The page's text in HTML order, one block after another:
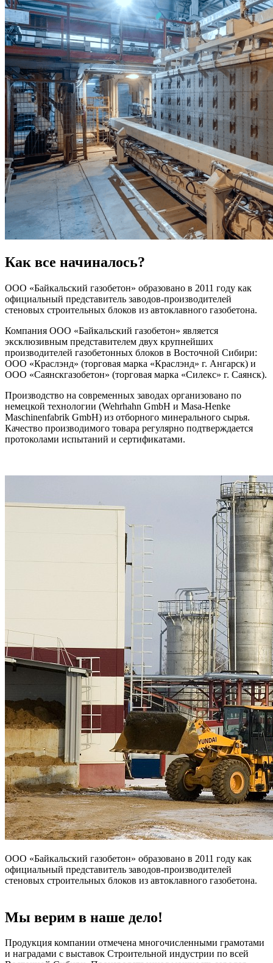
Как все начиналось?
ООО «Байкальский газобетон» образовано в 2011 году как
официальный представитель заводов-производителей
стеновых строительных блоков из автоклавного газобетона.
Компания ООО «Байкальский газобетон» является
эксклюзивным представителем двух крупнейших
производителей газобетонных блоков в Восточной Сибири:
ООО «Краслэнд» (торговая марка «Краслэнд» г. Ангарск) и
ООО «Саянскгазобетон» (торговая марка «Силекс» г. Саянск).
Производство на современных заводах организовано по
немецкой технологии (Wehrhahn GmbH и Masa-Henke
Maschinenfabrik GmbH) из отборного минерального сырья.
Качество производимого товара регулярно подтверждается
протоколами испытаний и сертификатами.
ООО «Байкальский газобетон» образовано в 2011 году как
официальный представитель заводов-производителей
стеновых строительных блоков из автоклавного газобетона.
Мы верим в наше дело!
Продукция компании отмечена многочисленными грамотами
и наградами с выставок Строительной индустрии по всей